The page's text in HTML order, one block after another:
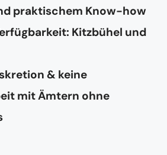
praktischem Know-how
Kitzbühel und
& keine
mit Ämtern ohne